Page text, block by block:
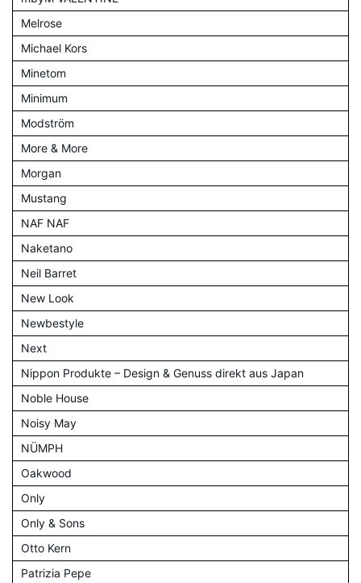
Melrose
Michael Kors
Minetom
Minimum
Modström
More & More
Morgan
Mustang
NAF NAF
Naketano
Neil Barret
New Look
Newbestyle
Next
Nippon Produkte – Design & Genuss direkt aus Japan
Noble House
Noisy May
NÜMPH
Oakwood
Only
Only & Sons
Otto Kern
Patrizia Pepe